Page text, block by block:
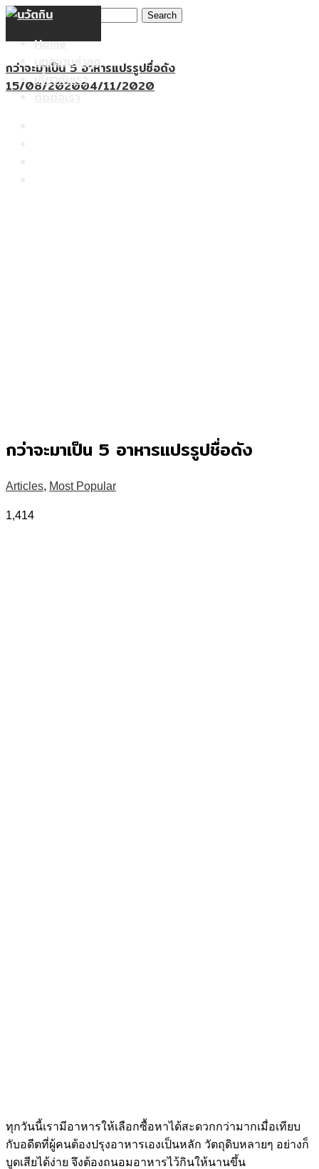
Skip
Home
บทความล่าสุด
เกี่ยวกับเรา
ติดต่อเรา
Search
กว่าจะมาเป็น 5 อาหารแปรรูปชื่อดัง
15/08/202004/11/2020
กว่าจะมาเป็น 5 อาหารแปรรูปชื่อดัง
Articles, Most Popular
1,414
ทุกวันนี้เรามีอาหารให้เลือกซื้อหาได้สะดวกกว่ามากเมื่อเทียบ
กับอดีตที่ผู้คนต้องปรุงอาหารเองเป็นหลัก วัตถุดิบหลายๆ อย่างก็
บูดเสียได้ง่าย จึงต้องถนอมอาหารไว้กินให้นานขึ้น